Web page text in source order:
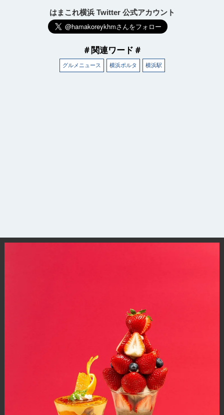
はまこれ横浜 Twitter 公式アカウント
＃関連ワード＃
グルメニュース 横浜ポルタ 横浜駅